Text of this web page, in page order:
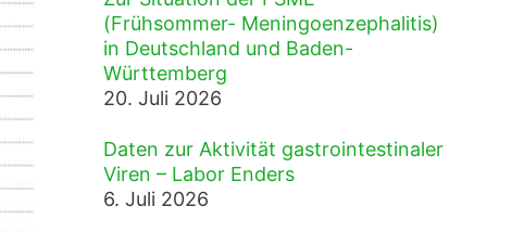
(Frühsommer- Meningoenzephalitis)
in Deutschland und Baden-
Württemberg
20. Juli 2026
Daten zur Aktivität gastrointestinaler
Viren – Labor Enders
6. Juli 2026